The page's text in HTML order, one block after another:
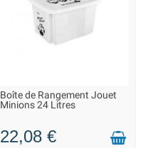
LIVRAISON 2 À 3 JOURS
Boîte de Rangement Jouet
Minions 24 Litres
22,08 €